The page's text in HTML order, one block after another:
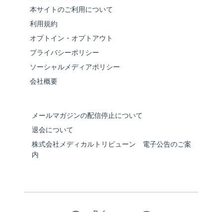
本サイトのご利用について
利用規約
オプトイン・オプトアウト
プライバシーポリシー
ソーシャルメディアポリシー
会社概要
メールマガジンの配信停止について
退会について
株式会社メディカルトリビューン 電子公告のご案
内